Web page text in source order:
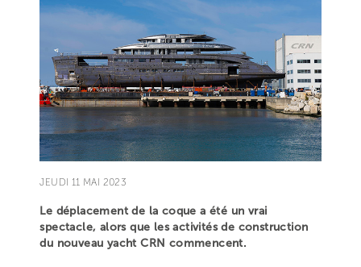
JEUDI 11 MAI 2023
Le déplacement de la coque a été un vrai
spectacle, alors que les activités de construction
du nouveau yacht CRN commencent.